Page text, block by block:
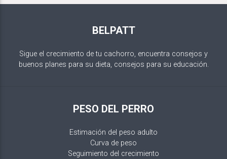
BELPATT
Sigue el crecimiento de tu cachorro, encuentra consejos y
buenos planes para su dieta, consejos para su educación.
PESO DEL PERRO
Estimación del peso adulto
Curva de peso
Seguimiento del crecimiento